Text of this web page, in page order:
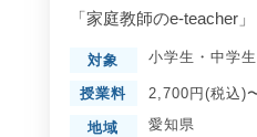
「家庭教師のe-teacher」
対象 小学生 ・ 中学生
授業料 2,700円(税込)
地域 愛知県